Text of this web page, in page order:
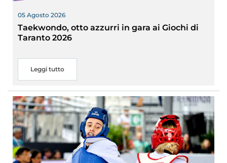
05 Agosto 2026
Taekwondo, otto azzurri in gara ai Giochi di
Taranto 2026
Leggi tutto